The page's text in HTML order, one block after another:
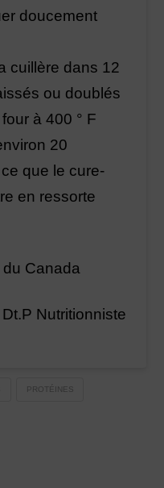
doucement
cuillère dans 12
ou doublés
à 400 ° F
20
que le cure-
en ressorte
Canada
Nutritionniste
PROTÉINES